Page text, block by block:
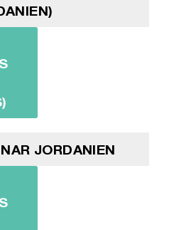
JORDANIEN